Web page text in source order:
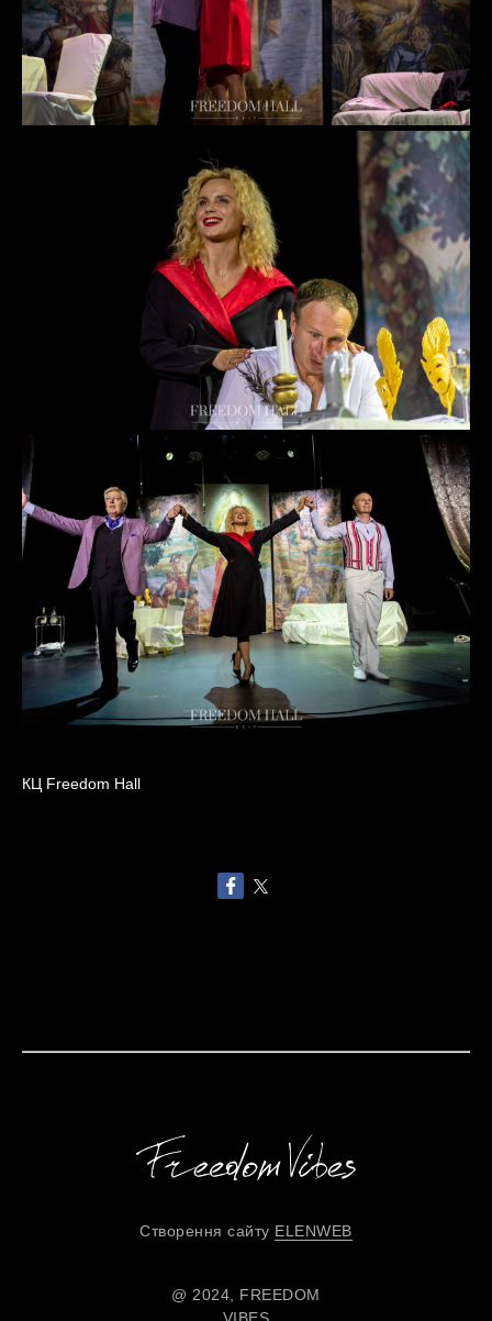
КЦ Freedom Hall
@ 2024, FREEDOM
Створення сайту ELENWEB